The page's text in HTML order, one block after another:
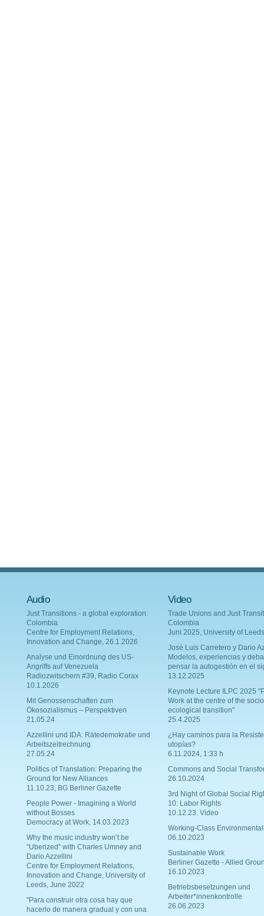
Audio
Just Transitions - a global exploration:
Colombia
Centre for Employment Relations,
Innovation and Change, 26.1.2026
Analyse und Einordnung des US-
Angriffs auf Venezuela
Radiozwitschern #39, Radio Corax
10.1.2026
Mit Genossenschaften zum
Ökosozialismus – Perspektiven
21.05.24
Azzellini und IDA: Rätedemokratie und
Arbeitszeitrechnung
27.05.24
Politics of Translation: Preparing the
Ground for New Alliances
11.10.23, BG Berliner Gazette
People Power - Imagining a World
without Bosses
Democracy at Work, 14.03.2023
Why the music industry won’t be
“Uberized” with Charles Umney and
Dario Azzellini
Centre for Employment Relations,
Innovation and Change, University of
Leeds, June 2022
"Para construir otra cosa hay que
hacerlo de manera gradual y con una
Video
Trade Unions and Just
Colombia
Juni 2025, University of Leeds
Josè Luis Carretero y Dario
Modelos, experiencias y
pensar la autogestión en el
13.12.2025
Keynote Lecture ILPC 2025
Work at the centre of the
ecological transition"
25.4.2025
¿Hay caminos para la
utopías?
6.11.2024, 1:33 h
Commons and Social
26.10.2024
3rd Night of Global Social
10: Labor Rights
10.12.23. Video
Working-Class
06.10.2023
Sustainable Work
Berliner Gazette - Allied
16.10.2023
Betriebsbesetzungen und
Arbeiter*innenkontrolle
26.06.2023